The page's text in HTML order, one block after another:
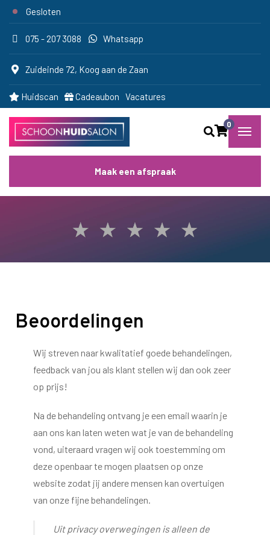
Gesloten
075 - 207 3088 Whatsapp
Zuideinde 72, Koog aan de Zaan
Huidscan Cadeaubon Vacatures
0
Maak een afspraak
Beoordelingen
Wij streven naar kwalitatief goede behandelingen,
feedback van jou als klant stellen wij dan ook zeer
op prijs!
Na de behandeling ontvang je een email waarin je
aan ons kan laten weten wat je van de behandeling
vond, uiteraard vragen wij ook toestemming om
deze openbaar te mogen plaatsen op onze
website zodat jij andere mensen kan overtuigen
van onze fijne behandelingen.
Uit privacy overwegingen is alleen de